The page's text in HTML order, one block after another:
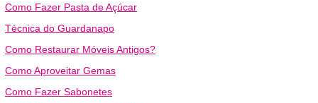
Como Fazer Pasta de Açúcar
Técnica do Guardanapo
Como Restaurar Móveis Antigos?
Como Aproveitar Gemas
Como Fazer Sabonetes